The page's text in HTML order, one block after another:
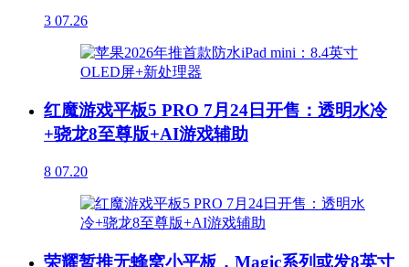
3 07.26
红魔游戏平板5 PRO 7月24日开售：透明水冷
+骁龙8至尊版+AI游戏辅助
8 07.20
荣耀暂推无蜂窝小平板，Magic系列或发8英寸